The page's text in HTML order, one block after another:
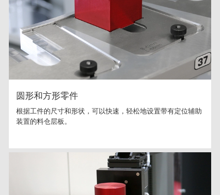
圆形和方形零件
根据工件的尺寸和形状，可以快速，轻松地设置带有定位辅助
装置的料仓层板。